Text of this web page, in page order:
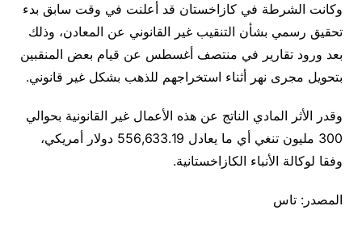
وكانت الشرطة في كازاخستان قد أعلنت في وقت سابق بدء
تحقيق رسمي بشأن التنقيب غير القانوني عن المعادن، وذلك
بعد ورود تقارير في منتصف أغسطس عن قيام بعض المنقبين
بتحويل مجرى نهر أثناء استخراجهم للذهب بشكل غير قانوني.
وقدر الأثر المادي الناتج عن هذه الأعمال غير القانونية بحوالي
300 مليون تنغي أي ما يعادل 556,633.19 دولار أمريكي،
وفقا لوكالة الأنباء الكازاخستانية.
المصدر: تاس